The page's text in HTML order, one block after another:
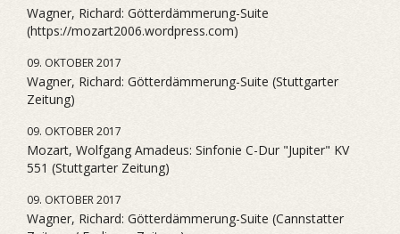
Wagner, Richard: Götterdämmerung-Suite
(https://mozart2006.wordpress.com)
09. OKTOBER 2017
Wagner, Richard: Götterdämmerung-Suite (Stuttgarter
Zeitung)
09. OKTOBER 2017
Mozart, Wolfgang Amadeus: Sinfonie C-Dur "Jupiter" KV
551 (Stuttgarter Zeitung)
09. OKTOBER 2017
Wagner, Richard: Götterdämmerung-Suite (Cannstatter